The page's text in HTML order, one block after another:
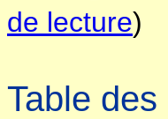
de lecture)
Table